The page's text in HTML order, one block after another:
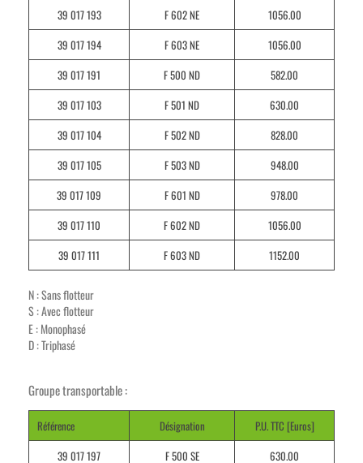
39 017 193
F 602 NE
1056.00
39 017 194
F 603 NE
1056.00
39 017 191
F 500 ND
582.00
39 017 103
F 501 ND
630.00
39 017 104
F 502 ND
828.00
39 017 105
F 503 ND
948.00
39 017 109
F 601 ND
978.00
39 017 110
F 602 ND
1056.00
39 017 111
F 603 ND 1152.00
N : Sans flotteur
S : Avec flotteur
E : Monophasé
D : Triphasé
Groupe transportable :
Référence Désignation
P.U. TTC [Euros]
39 017 197
F 500 SE 630.00